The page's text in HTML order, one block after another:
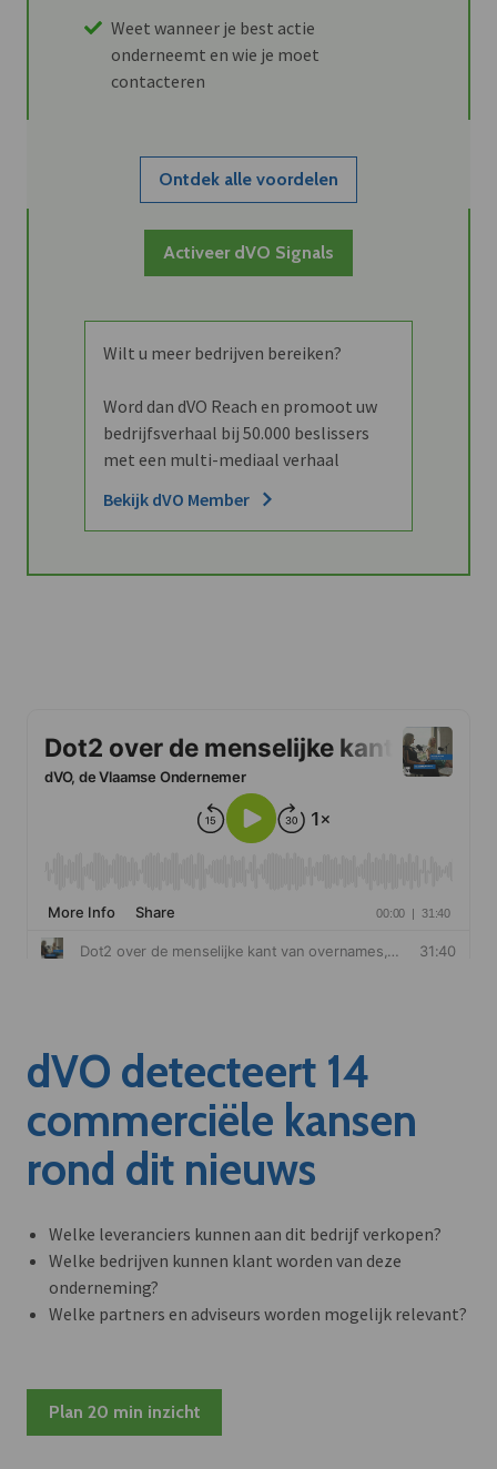
Weet wanneer je best actie
onderneemt en wie je moet
contacteren
Ontdek alle voordelen
Activeer dVO Signals
Wilt u meer bedrijven bereiken?
Word dan dVO Reach en promoot uw
bedrijfsverhaal bij 50.000 beslissers
met een multi-mediaal verhaal
Bekijk dVO Member
dVO detecteert 14
commerciële kansen
rond dit nieuws
Welke leveranciers kunnen aan dit bedrijf verkopen?
Welke bedrijven kunnen klant worden van deze
onderneming?
Welke partners en adviseurs worden mogelijk relevant?
Plan 20 min inzicht